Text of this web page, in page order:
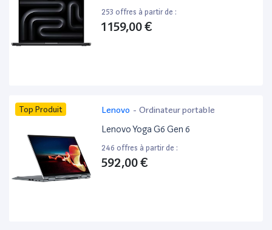
253 offres à partir de :
1 159,00 €
Top Produit Lenovo - Ordinateur portable
Lenovo Yoga G6 Gen 6
246 offres à partir de :
592,00 €